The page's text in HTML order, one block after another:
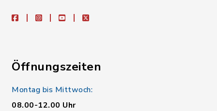
facebookinstagramyoutubeX
Öffnungszeiten
Montag bis Mittwoch:
08.00-12.00 Uhr